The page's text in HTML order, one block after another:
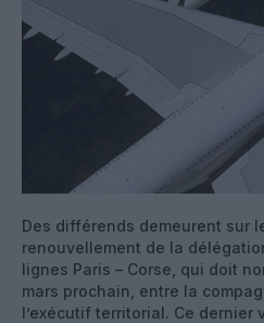
Des différends demeurent sur
renouvellement de la
lignes Paris – Corse, qui doit
mars prochain, entre la
l’exécutif territorial. Ce dernier